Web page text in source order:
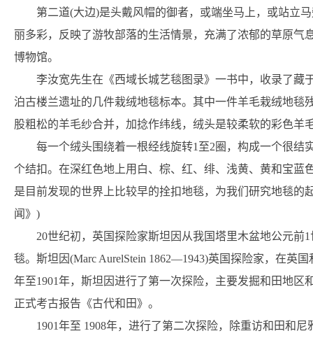
第二道(大边)是头戴风帽的御者，或端坐马上，或站立
丽多彩，反映了游牧部落的生活情景，充满了浓郁的草原
博物馆。
李汝宽先生在《西域长城艺毯图录》一书中，收录了藏
泊古楼兰遗址的几件栽绒地毯标本。其中一件羊毛栽绒地毯
股粗松的羊毛纱合并，加捻作纬线，绒头是较柔软的彩色羊
每一个绒头围绕着一根经线旋转1至2圈，构成一个很结
个结扣。在深红色地上用白、棕、红、绯、浅黄、黄和宝蓝
是目前发现的世界上比较早的拴扣地毯，为我们研究地毯
闻》)
20世纪初，英国探险家斯坦因从我国塔里木盆地公元
毯。斯坦因(Marc AurelStein 1862—1943)英国探险家，在英
年至1901年，斯坦因进行了第一次探险，主要发掘和田地
正式考古报告《古代和田》。
1901年至 1908年，进行了第二次探险，除重访和田和